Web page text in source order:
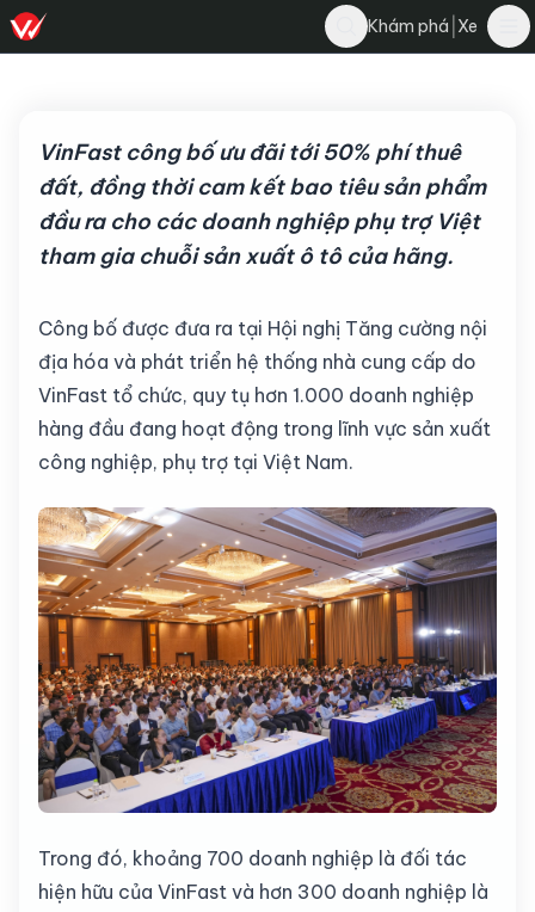
Khám phá Xe
9 tháng 6, 2025·4 phút đọc· 5.4K
Bình luận
VinFast công bố ưu đãi tới 50% phí thuê
đất, đồng thời cam kết bao tiêu sản phẩm
đầu ra cho các doanh nghiệp phụ trợ Việt
tham gia chuỗi sản xuất ô tô của hãng.
Công bố được đưa ra tại Hội nghị Tăng cường nội
địa hóa và phát triển hệ thống nhà cung cấp do
VinFast tổ chức, quy tụ hơn 1.000 doanh nghiệp
hàng đầu đang hoạt động trong lĩnh vực sản xuất
công nghiệp, phụ trợ tại Việt Nam.
Trong đó, khoảng 700 doanh nghiệp là đối tác
hiện hữu của VinFast và hơn 300 doanh nghiệp là